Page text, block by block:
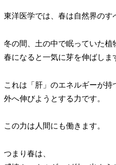
東洋医学では、春は自然界のす
冬の間、土の中で眠っていた植
春になると一気に芽を伸ばしま
これは「肝」のエネルギーが持
外へ伸びようとする力です。
この力は人間にも働きます。
つまり春は、